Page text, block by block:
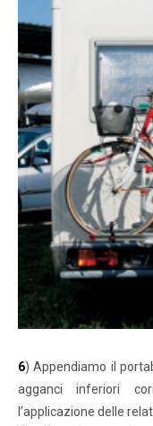
6) Appendiamo il
agganci inferiori
l’applicazione delle